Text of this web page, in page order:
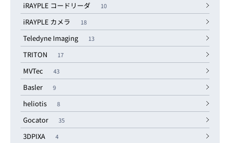
iRAYPLE コードリーダ 10
iRAYPLE カメラ 18
Teledyne Imaging 13
TRITON 17
MVTec 43
Basler 9
heliotis 8
Gocator 35
3DPIXA 4